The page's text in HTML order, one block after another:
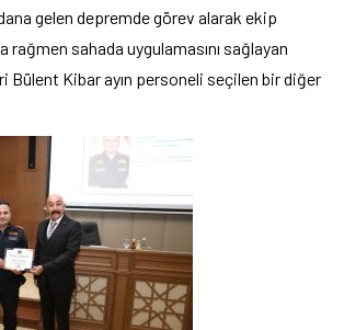
gelen depremde görev alarak ekip
rağmen sahada uygulamasını sağlayan
Bülent Kibar ayın personeli seçilen bir diğer